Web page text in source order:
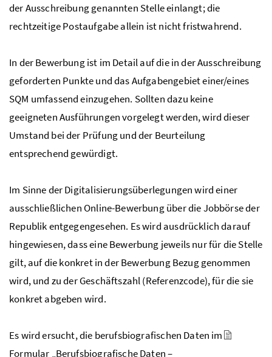
der Ausschreibung genannten Stelle einlangt; die
rechtzeitige Postaufgabe allein ist nicht fristwahrend.
In der Bewerbung ist im Detail auf die in der Ausschreibung
geforderten Punkte und das Aufgabengebiet einer/eines
SQM umfassend einzugehen. Sollten dazu keine
geeigneten Ausführungen vorgelegt werden, wird dieser
Umstand bei der Prüfung und der Beurteilung
entsprechend gewürdigt.
Im Sinne der Digitalisierungsüberlegungen wird einer
ausschließlichen Online-Bewerbung über die Jobbörse der
Republik entgegengesehen. Es wird ausdrücklich darauf
hingewiesen, dass eine Bewerbung jeweils nur für die Stelle
gilt, auf die konkret in der Bewerbung Bezug genommen
wird, und zu der Geschäftszahl (Referenzcode), für die sie
konkret abgeben wird.
Es wird ersucht, die berufsbiografischen Daten im
Formular „Berufsbiografische Daten –